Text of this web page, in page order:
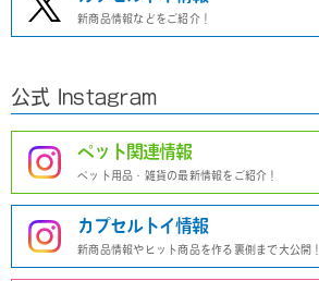
新商品情報などをご紹介！
公式 Instagram
ペット関連情報
ペット用品・雑貨の最新情報をご紹介！
カプセルトイ情報
新商品情報やヒット商品を作る裏側まで大公開！